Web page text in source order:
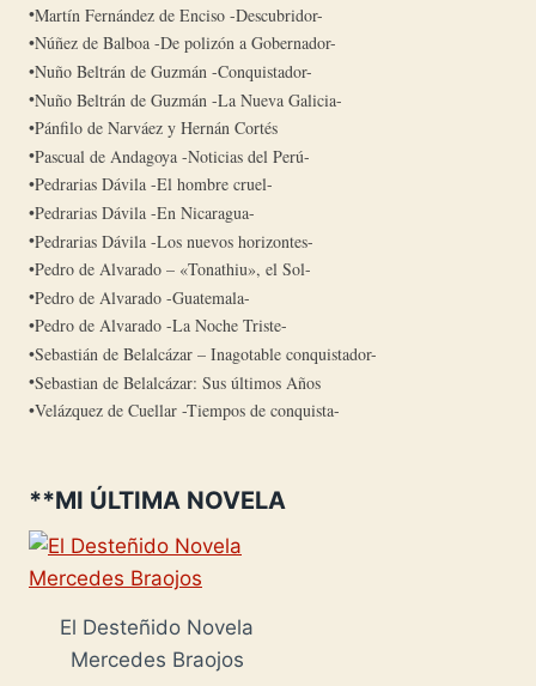
Martín Fernández de Enciso -Descubridor-
Núñez de Balboa -De polizón a Gobernador-
Nuño Beltrán de Guzmán -Conquistador-
Nuño Beltrán de Guzmán -La Nueva Galicia-
Pánfilo de Narváez y Hernán Cortés
Pascual de Andagoya -Noticias del Perú-
Pedrarias Dávila -El hombre cruel-
Pedrarias Dávila -En Nicaragua-
Pedrarias Dávila -Los nuevos horizontes-
Pedro de Alvarado – «Tonathiu», el Sol-
Pedro de Alvarado -Guatemala-
Pedro de Alvarado -La Noche Triste-
Sebastián de Belalcázar – Inagotable conquistador-
Sebastian de Belalcázar: Sus últimos Años
Velázquez de Cuellar -Tiempos de conquista-
**MI ÚLTIMA NOVELA
El Desteñido Novela
Mercedes Braojos